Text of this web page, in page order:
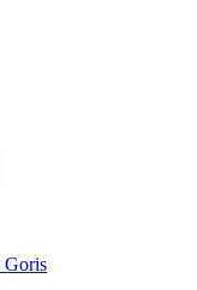
Goris